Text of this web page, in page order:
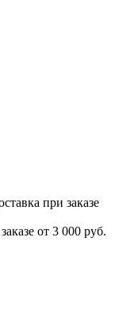
при заказе
от 3 000 руб.